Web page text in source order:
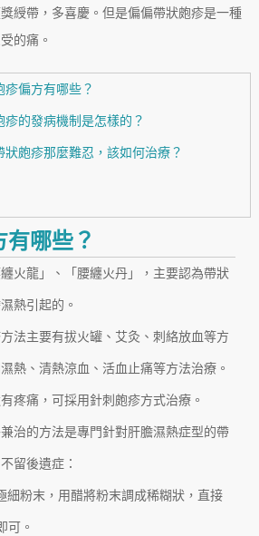
綬帶，多喜慶。但是偏偏帶狀皰疹是一種
的痛。
疹偏方有哪些？
疹的發病機制是怎樣的？
狀皰疹那麼難忍，該如何治療？
有哪些？
火龍」、「腰纏火丹」，主要認為帶狀
熱引起的。
法主要有拔火罐、艾灸、刺絡放血等方
熱、清熱涼血、活血止痛等方法治療。
疼痛，可採用針刺皰疹方式治療。
治的方法是專門針對肝膽濕熱症型的帶
留後遺症：
粉末，用醋將粉末調成稀糊狀，直接
可。